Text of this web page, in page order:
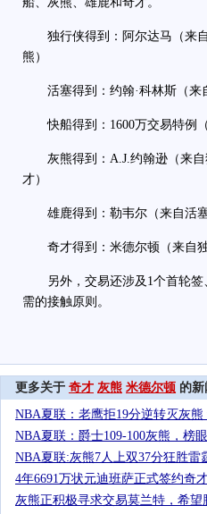
独行侠得到：阿尔达马（来自
熊）
活塞得到：约翰·科林斯（来
快船得到：1600万交易特例（
灰熊得到：A.J.约翰逊（来自
才）
雄鹿得到：勒韦尔（来自活塞
奇才得到：米德尔顿（来自独
另外，交易还涉及1个首轮签
需的接触原则。
更多关于 奇才 灰熊 米德尔顿 的新
NBA夏联：老鹰拒19分逆转灭灰熊
NBA夏联：爵士109-100灰熊，榜
NBA夏联:灰熊7人上双37分狂胜雷
4年6691万状元迪班萨正式签约奇
灰熊正积极寻求交易莫兰特，希望